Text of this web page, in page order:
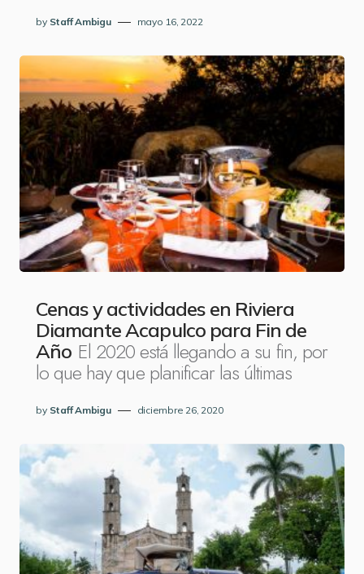
by Staff Ambigu mayo 16, 2022
Cenas y actividades en Riviera
Diamante Acapulco para Fin de
Año El 2020 está llegando a su fin, por
lo que hay que planificar las últimas
by Staff Ambigu diciembre 26, 2020